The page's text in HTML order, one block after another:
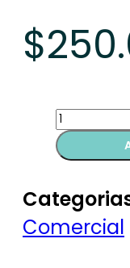
$
Hojas
quantity
Comercial